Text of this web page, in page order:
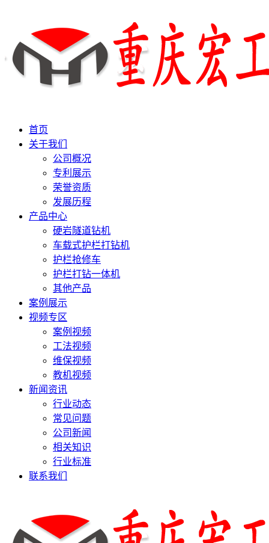
首页
关于我们
公司概况
专利展示
荣誉资质
发展历程
产品中心
硬岩隧道钻机
车载式护栏打钻机
护栏抢修车
护栏打钻一体机
其他产品
案例展示
视频专区
案例视频
工法视频
维保视频
教机视频
新闻资讯
行业动态
常见问题
公司新闻
相关知识
行业标准
联系我们